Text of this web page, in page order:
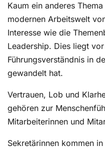
Kaum ein anderes
modernen Arbeitswelt
Interesse wie die
Leadership. Dies liegt
Führungsverständnis in
gewandelt hat.
Vertrauen, Lob und
gehören zur
Mitarbeiterinnen und
Sekretärinnen kommen